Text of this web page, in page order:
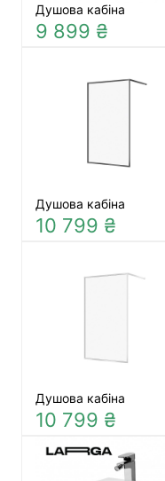
Душова кабіна
9 899 ₴
Душова кабіна
10 799 ₴
Душова кабіна
10 799 ₴